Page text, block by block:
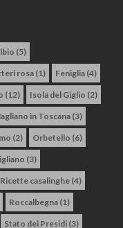
(5)
rosa(1) Feniglia (4)
(12) Isola del Giglio (2)
in Toscana (3)
(2) Orbetello (6)
(3)
Ricette casalinghe (4)
Roccalbegna (1)
Stato dei Presidi (3)